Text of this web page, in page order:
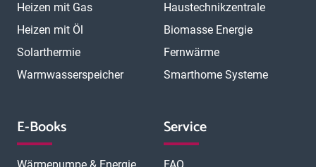
Heizen mit Gas
Heizen mit Öl
Solarthermie
Warmwasserspeicher
Haustechnikzentrale
Biomasse Energie
Fernwärme
Smarthome Systeme
E-Books Service